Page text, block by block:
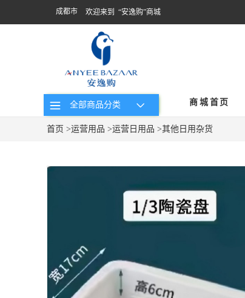
成都市 欢迎来到 “安逸购”商城
全部商品分类 商城首页
首页 >运营用品 >运营日用品 >其他日用杂货